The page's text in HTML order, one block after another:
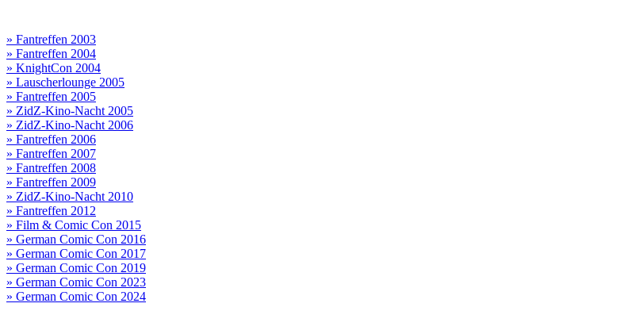
» Fantreffen 2003
» Fantreffen 2004
» KnightCon 2004
» Lauscherlounge 2005
» Fantreffen 2005
» ZidZ-Kino-Nacht 2005
» ZidZ-Kino-Nacht 2006
» Fantreffen 2006
» Fantreffen 2007
» Fantreffen 2008
» Fantreffen 2009
» ZidZ-Kino-Nacht 2010
» Fantreffen 2012
» Film & Comic Con 2015
» German Comic Con 2016
» German Comic Con 2017
» German Comic Con 2019
» German Comic Con 2023
» German Comic Con 2024